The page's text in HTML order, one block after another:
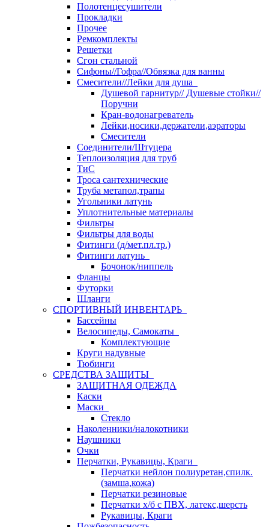
Полотенцесушители
Прокладки
Прочее
Ремкомплекты
Решетки
Сгон стальной
Сифоны//Гофра//Обвязка для ванны
Смесители//Лейки для душа
Душевой гарнитур// Душевые стойки//
Поручни
Кран-водонагреватель
Лейки,носики,держатели,аэраторы
Смесители
Соединители/Штуцера
Теплоизоляция для труб
ТиС
Троса сантехнические
Труба метапол,трапы
Угольники латунь
Уплотнительные материалы
Фильтры
Фильтры для воды
Фитинги (д/мет.пл.тр.)
Фитинги латунь
Бочонок/ниппель
Фланцы
Футорки
Шланги
СПОРТИВНЫЙ ИНВЕНТАРЬ
Бассейны
Велосипеды, Самокаты
Комплектующие
Круги надувные
Тюбинги
СРЕДСТВА ЗАЩИТЫ
ЗАЩИТНАЯ ОДЕЖДА
Каски
Маски
Стекло
Наколенники/налокотники
Наушники
Очки
Перчатки, Рукавицы, Краги
Перчатки нейлон полиуретан,спилк.
(замша,кожа)
Перчатки резиновые
Перчатки х/б с ПВХ, латекс,шерсть
Рукавицы, Краги